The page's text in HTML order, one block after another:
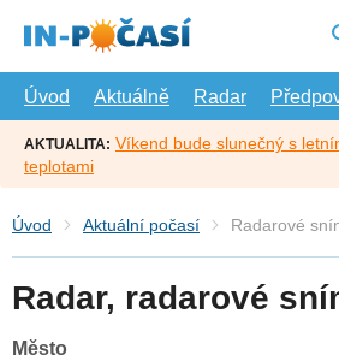
hlavní
Úvod
Aktuálně Radar
AKTUALITA: Víkend bude slunečný s
teplotami
Úvod Aktuální počasí Radarové
Radar, radarové
Město